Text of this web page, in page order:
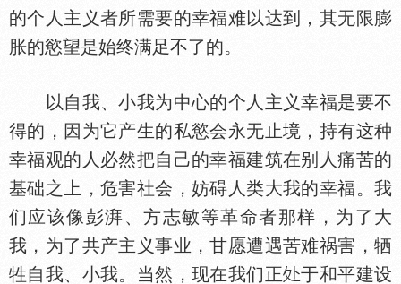
的个人主义者所需要的幸福难以达到，其无限膨
胀的慾望是始终满足不了的。
以自我、小我为中心的个人主义幸福是要不
得的，因为它产生的私慾会永无止境，持有这种
幸福观的人必然把自己的幸福建筑在别人痛苦的
基础之上，危害社会，妨碍人类大我的幸福。我
们应该像彭湃、方志敏等革命者那样，为了大
我，为了共产主义事业，甘愿遭遇苦难祸害，牺
牲自我、小我。当然，现在我们正
于和平建设